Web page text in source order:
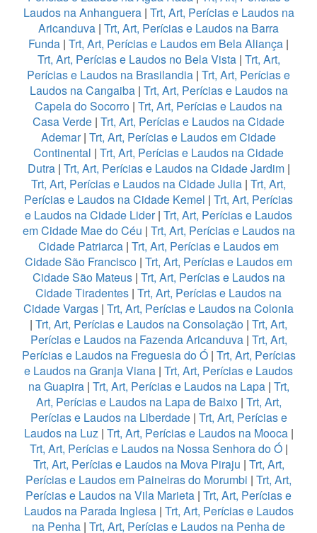
Laudos na Anhanguera| Trt, Art, Perícias e Laudos na
Aricanduva | Trt, Art, Perícias e Laudos na Barra
Funda | Trt, Art, Perícias e Laudos em Bela Aliança |
Trt, Art, Perícias e Laudos no Bela Vista| Trt, Art,
Perícias e Laudos na Brasilandia | Trt, Art, Perícias e
Laudos na Cangaiba| Trt, Art, Perícias e Laudos na
Capela do Socorro | Trt, Art, Perícias e Laudos na
Casa Verde | Trt, Art, Perícias e Laudos na Cidade
Ademar| Trt, Art, Perícias e Laudos em Cidade
Continental | Trt, Art, Perícias e Laudos na Cidade
Dutra | Trt, Art, Perícias e Laudos na Cidade Jardim|
Trt, Art, Perícias e Laudos na Cidade Julia | Trt, Art,
Perícias e Laudos na Cidade Kemel | Trt, Art, Perícias
e Laudos na Cidade Lider| Trt, Art, Perícias e Laudos
em Cidade Mae do Céu | Trt, Art, Perícias e Laudos na
Cidade Patriarca | Trt, Art, Perícias e Laudos em
Cidade São Francisco | Trt, Art, Perícias e Laudos em
Cidade São Mateus| Trt, Art, Perícias e Laudos na
Cidade Tiradentes | Trt, Art, Perícias e Laudos na
Cidade Vargas | Trt, Art, Perícias e Laudos na Colonia
| Trt, Art, Perícias e Laudos na Consolação | Trt, Art,
Perícias e Laudos na Fazenda Aricanduva| Trt, Art,
Perícias e Laudos na Freguesia do Ó| Trt, Art, Perícias
e Laudos na Granja Viana | Trt, Art, Perícias e Laudos
na Guapira| Trt, Art, Perícias e Laudos na Lapa| Trt,
Art, Perícias e Laudos na Lapa de Baixo | Trt, Art,
Perícias e Laudos na Liberdade | Trt, Art, Perícias e
Laudos na Luz| Trt, Art, Perícias e Laudos na Mooca|
Trt, Art, Perícias e Laudos na Nossa Senhora do Ó|
Trt, Art, Perícias e Laudos na Mova Piraju | Trt, Art,
Perícias e Laudos em Paineiras do Morumbi | Trt, Art,
Perícias e Laudos na Vila Marieta | Trt, Art, Perícias e
Laudos na Parada Inglesa | Trt, Art, Perícias e Laudos
na Penha | Trt, Art, Perícias e Laudos na Penha de